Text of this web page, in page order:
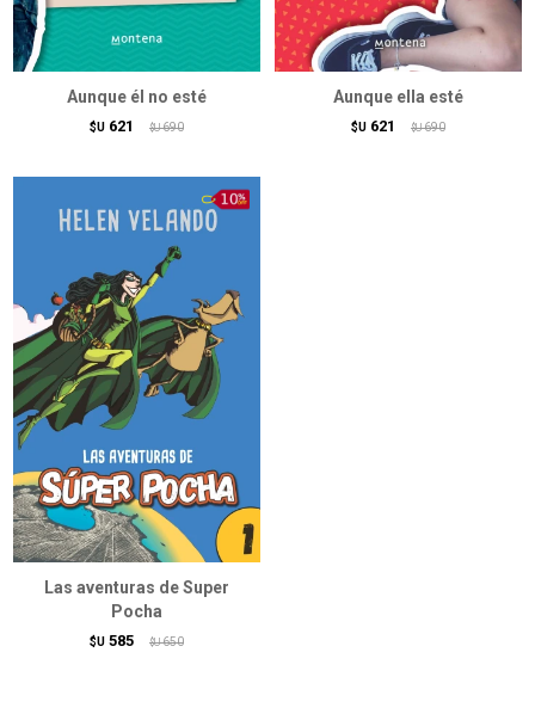
Aunque él no esté
$U 621 $U 690
Aunque ella esté
$U 621 $U 690
Las aventuras de Super
Pocha
$U 585 $U 650